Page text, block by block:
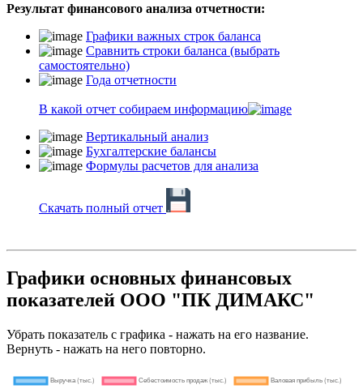
Результат финансового анализа отчетности:
Графики важных строк баланса
Сравнить строки баланса (выбрать
самостоятельно)
Года отчетности
В какой отчет собираем информацию
Вертикальный анализ
Бухгалтерские балансы
Формулы расчетов для анализа
Скачать полный отчет
Графики основных финансовых
показателей ООО "ПК ДИМАКС"
Убрать показатель с графика - нажать на его название.
Вернуть - нажать на него повторно.